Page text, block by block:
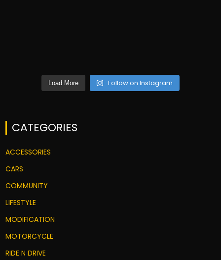
Load More Follow on Instagram
CATEGORIES
ACCESSORIES
CARS
COMMUNITY
LIFESTYLE
MODIFICATION
MOTORCYCLE
RIDE N DRIVE